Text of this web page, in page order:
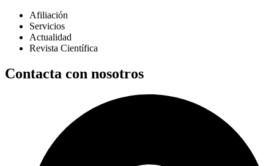
Afiliación
Servicios
Actualidad
Revista Científica
Contacta con nosotros